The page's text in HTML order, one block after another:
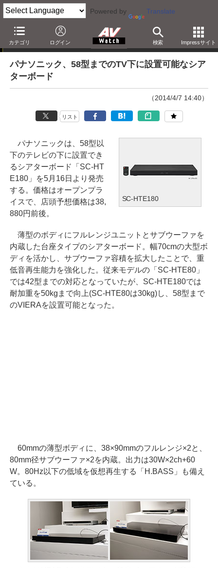
Powered by Translate
カテゴリ ログイン 検索 Impressサイト
ニュース
パナソニック、58型までのTV下に設置可能なシア
ターボード
（2014/4/7 14:40）
リスト
SC-HTE180
パナソニックは、58型以
下のテレビの下に設置でき
るシアターボード「SC-HT
E180」を5月16日より発売
する。価格はオープンプラ
イスで、店頭予想価格は38,
880円前後。
薄型のボディにフルレンジユニットとサブウーファを
内蔵した台座タイプのシアターボード。幅70cmの大型ボ
ディを活かし、サブウーファ容積を拡大したことで、重
低音再生能力を強化した。従来モデルの「SC-HTE80」
では42型までの対応となっていたが、SC-HTE180では
耐加重を50kgまで向上(SC-HTE80は30kg)し、58型まで
のVIERAを設置可能となった。
60mmの薄型ボディに、38×90mmのフルレンジ×2と、
80mm径サブウーファ×2を内蔵。出力は30W×2ch+60
W。80Hz以下の低域を仮想再生する「H.BASS」も備え
ている。